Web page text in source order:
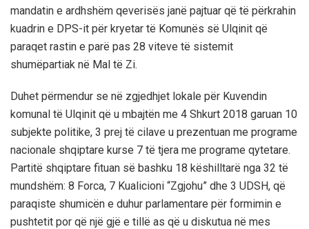
mandatin e ardhshëm qeverisës janë pajtuar që të përkrahin
kuadrin e DPS-it për kryetar të Komunës së Ulqinit që
paraqet rastin e parë pas 28 viteve të sistemit
shumëpartiak në Mal të Zi.
Duhet përmendur se në zgjedhjet lokale për Kuvendin
komunal të Ulqinit që u mbajtën me 4 Shkurt 2018 garuan 10
subjekte politike, 3 prej të cilave u prezentuan me programe
nacionale shqiptare kurse 7 të tjera me programe qytetare.
Partitë shqiptare fituan së bashku 18 këshilltarë nga 32 të
mundshëm: 8 Forca, 7 Kualicioni “Zgjohu” dhe 3 UDSH, që
paraqiste shumicën e duhur parlamentare për formimin e
pushtetit por që një gjë e tillë as që u diskutua në mes